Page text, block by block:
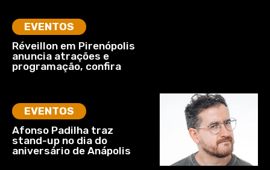
EVENTOS
Réveillon em Pirenópolis
anuncia atrações e
programação, confira
EVENTOS
Afonso Padilha traz
stand-up no dia do
aniversário de Anápolis